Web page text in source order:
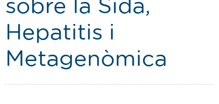
Ser resident
Contacte
Cercador
sobre la Sida,
Hepatitis i
Metagenòmica